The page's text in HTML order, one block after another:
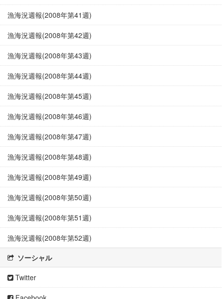
漁海況週報(2008年第41週)
漁海況週報(2008年第42週)
漁海況週報(2008年第43週)
漁海況週報(2008年第44週)
漁海況週報(2008年第45週)
漁海況週報(2008年第46週)
漁海況週報(2008年第47週)
漁海況週報(2008年第48週)
漁海況週報(2008年第49週)
漁海況週報(2008年第50週)
漁海況週報(2008年第51週)
漁海況週報(2008年第52週)
ソーシャル
Twitter